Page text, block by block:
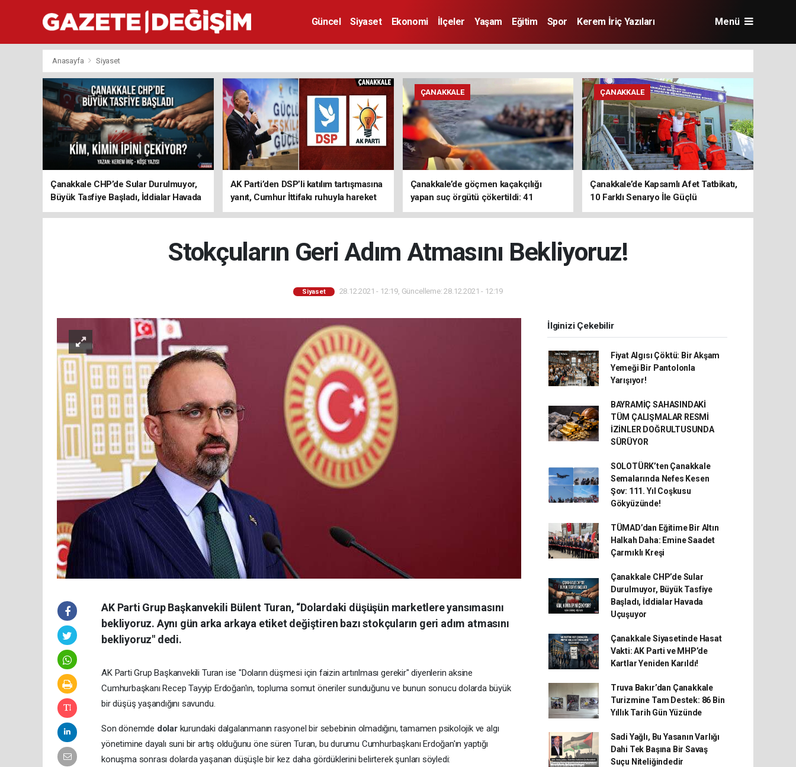
Güncel Siyaset Ekonomi İlçeler Yaşam Eğitim Spor Kerem İriç Yazıları Menü
Anasayfa Siyaset
Çanakkale CHP’de Sular Durulmuyor,
Büyük Tasfiye Başladı, İddialar Havada
Uçuşuyor
AK Parti’den DSP’li katılım tartışmasına
yanıt, Cumhur İttifakı ruhuyla hareket
ediyoruz
ÇANAKKALE
Çanakkale’de göçmen kaçakçılığı
yapan suç örgütü çökertildi: 41
tutuklama
ÇANAKKALE
Çanakkale’de Kapsamlı Afet Tatbikatı,
10 Farklı Senaryo İle Güçlü
Koordinasyon
Stokçuların Geri Adım Atmasını Bekliyoruz!
Siyaset 28.12.2021 - 12:19, Güncelleme: 28.12.2021 - 12:19
AK Parti Grup Başkanvekili Bülent Turan, “Dolardaki düşüşün marketlere yansımasını
bekliyoruz. Aynı gün arka arkaya etiket değiştiren bazı stokçuların geri adım atmasını
bekliyoruz" dedi.
AK Parti Grup Başkanvekili Turan ise "Doların düşmesi için faizin artırılması gerekir" diyenlerin aksine
Cumhurbaşkanı Recep Tayyip Erdoğan'ın, topluma somut öneriler sunduğunu ve bunun sonucu dolarda büyük
bir düşüş yaşandığını savundu.
Son dönemde dolar kurundaki dalgalanmanın rasyonel bir sebebinin olmadığını, tamamen psikolojik ve algı
yönetimine dayalı suni bir artış olduğunu öne süren Turan, bu durumu Cumhurbaşkanı Erdoğan'ın yaptığı
konuşma sonrası dolarda yaşanan düşüşle bir kez daha gördüklerini belirterek şunları söyledi:
İlginizi Çekebilir
Fiyat Algısı Çöktü: Bir Akşam
Yemeği Bir Pantolonla
Yarışıyor!
BAYRAMİÇ SAHASINDAKİ
TÜM ÇALIŞMALAR RESMİ
İZİNLER DOĞRULTUSUNDA
SÜRÜYOR
SOLOTÜRK’ten Çanakkale
Semalarında Nefes Kesen
Şov: 111. Yıl Coşkusu
Gökyüzünde!
TÜMAD’dan Eğitime Bir Altın
Halkah Daha: Emine Saadet
Çarmıklı Kreşi
Çanakkale CHP’de Sular
Durulmuyor, Büyük Tasfiye
Başladı, İddialar Havada
Uçuşuyor
Çanakkale Siyasetinde Hasat
Vakti: AK Parti ve MHP’de
Kartlar Yeniden Karıldı!
Truva Bakır’dan Çanakkale
Turizmine Tam Destek: 86 Bin
Yıllık Tarih Gün Yüzünde
Sadi Yağlı, Bu Yasanın Varlığı
Dahi Tek Başına Bir Savaş
Suçu Niteliğindedir